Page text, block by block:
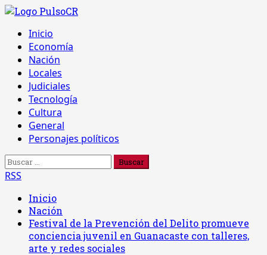
Saltar
contenido
Menú
principal
Inicio
Economía
Nación
Locales
Judiciales
Tecnología
Cultura
General
Personajes políticos
Buscar:
RSS
Inicio
Nación
Festival de la Prevención del Delito promueve
conciencia juvenil en Guanacaste con talleres,
arte y redes sociales